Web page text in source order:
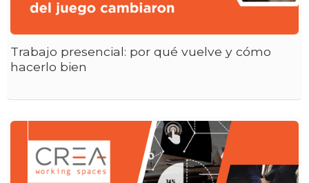
Trabajo presencial: por qué vuelve y cómo
hacerlo bien